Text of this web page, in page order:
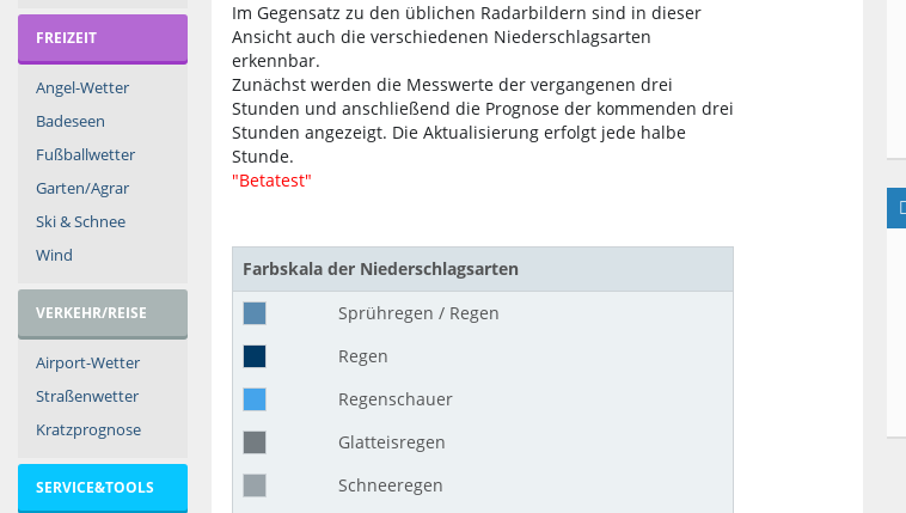
FREIZEIT
Angel-Wetter
Badeseen
Fußballwetter
Garten/Agrar
Ski & Schnee
Wind
VERKEHR/REISE
Airport-Wetter
Straßenwetter
Kratzprognose
SERVICE&TOOLS
Im Gegensatz zu den üblichen Radarbildern sind in dieser
Ansicht auch die verschiedenen Niederschlagsarten
erkennbar.
Zunächst werden die Messwerte der vergangenen drei
Stunden und anschließend die Prognose der kommenden drei
Stunden angezeigt. Die Aktualisierung erfolgt jede halbe
Stunde.
"Betatest"
Farbskala der Niederschlagsarten
Sprühregen / Regen
Regen
Regenschauer
Glatteisregen
Schneeregen